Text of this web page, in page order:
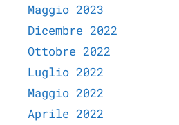
Maggio 2023
Dicembre 2022
Ottobre 2022
Luglio 2022
Maggio 2022
Aprile 2022